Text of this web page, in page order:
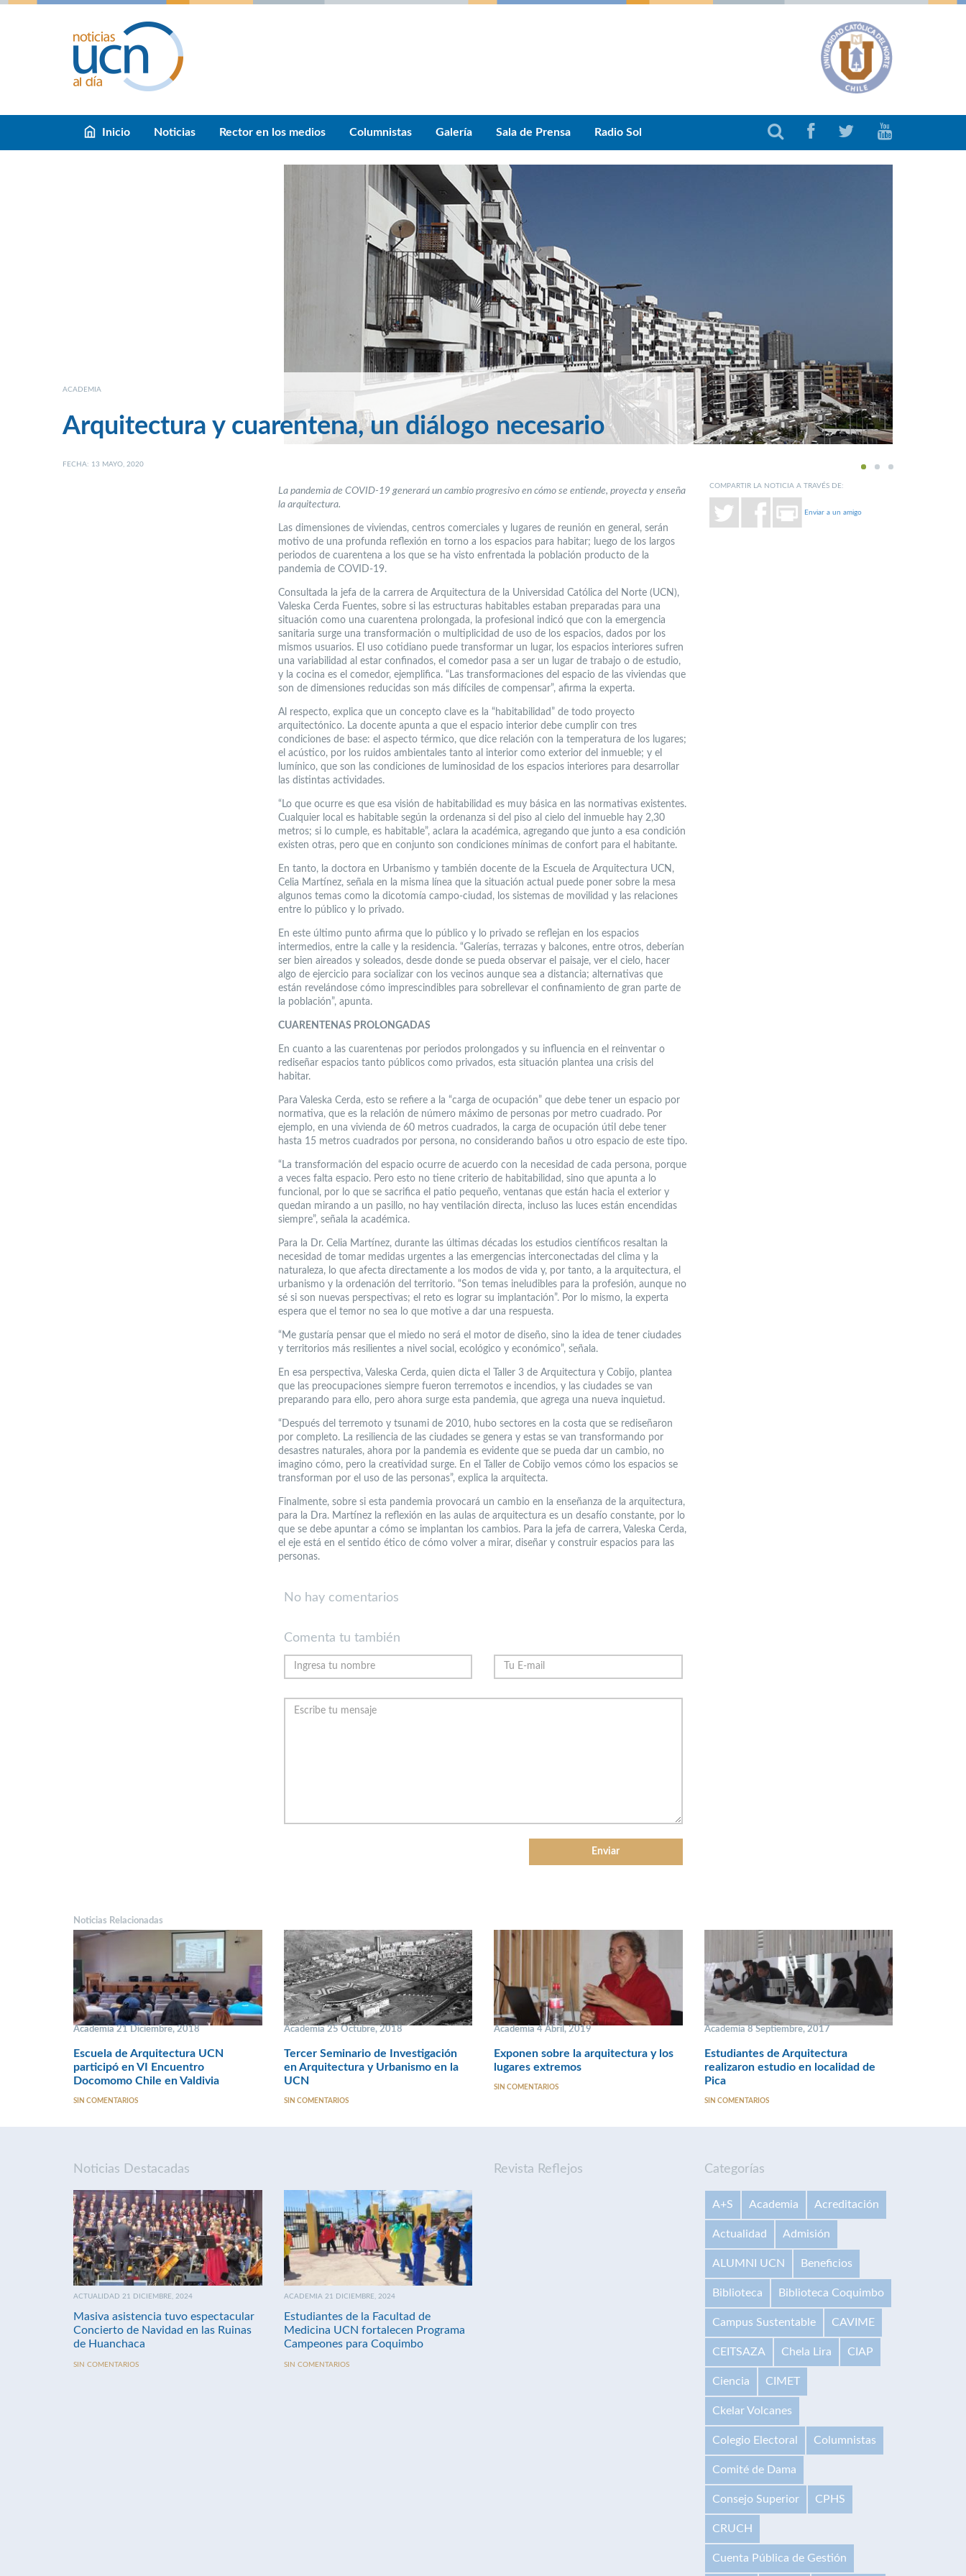
Inicio Noticias Rector en los medios Columnistas Galería Sala de Prensa Radio Sol
1 2 3
ACADEMIA
Arquitectura y cuarentena, un diálogo necesario
FECHA: 13 MAYO, 2020
La pandemia de COVID-19 generará un cambio progresivo en cómo se entiende, proyecta y enseña
la arquitectura.
Las dimensiones de viviendas, centros comerciales y lugares de reunión en general, serán
motivo de una profunda reflexión en torno a los espacios para habitar; luego de los largos
periodos de cuarentena a los que se ha visto enfrentada la población producto de la
pandemia de COVID-19.
Consultada la jefa de la carrera de Arquitectura de la Universidad Católica del Norte (UCN),
Valeska Cerda Fuentes, sobre si las estructuras habitables estaban preparadas para una
situación como una cuarentena prolongada, la profesional indicó que con la emergencia
sanitaria surge una transformación o multiplicidad de uso de los espacios, dados por los
mismos usuarios. El uso cotidiano puede transformar un lugar, los espacios interiores sufren
una variabilidad al estar confinados, el comedor pasa a ser un lugar de trabajo o de estudio,
y la cocina es el comedor, ejemplifica. “Las transformaciones del espacio de las viviendas que
son de dimensiones reducidas son más difíciles de compensar”, afirma la experta.
Al respecto, explica que un concepto clave es la “habitabilidad” de todo proyecto
arquitectónico. La docente apunta a que el espacio interior debe cumplir con tres
condiciones de base: el aspecto térmico, que dice relación con la temperatura de los lugares;
el acústico, por los ruidos ambientales tanto al interior como exterior del inmueble; y el
lumínico, que son las condiciones de luminosidad de los espacios interiores para desarrollar
las distintas actividades.
“Lo que ocurre es que esa visión de habitabilidad es muy básica en las normativas existentes.
Cualquier local es habitable según la ordenanza si del piso al cielo del inmueble hay 2,30
metros; si lo cumple, es habitable”, aclara la académica, agregando que junto a esa condición
existen otras, pero que en conjunto son condiciones mínimas de confort para el habitante.
En tanto, la doctora en Urbanismo y también docente de la Escuela de Arquitectura UCN,
Celia Martínez, señala en la misma línea que la situación actual puede poner sobre la mesa
algunos temas como la dicotomía campo-ciudad, los sistemas de movilidad y las relaciones
entre lo público y lo privado.
En este último punto afirma que lo público y lo privado se reflejan en los espacios
intermedios, entre la calle y la residencia. “Galerías, terrazas y balcones, entre otros, deberían
ser bien aireados y soleados, desde donde se pueda observar el paisaje, ver el cielo, hacer
algo de ejercicio para socializar con los vecinos aunque sea a distancia; alternativas que
están revelándose cómo imprescindibles para sobrellevar el confinamiento de gran parte de
la población”, apunta.
CUARENTENAS PROLONGADAS
En cuanto a las cuarentenas por periodos prolongados y su influencia en el reinventar o
rediseñar espacios tanto públicos como privados, esta situación plantea una crisis del
habitar.
Para Valeska Cerda, esto se refiere a la “carga de ocupación” que debe tener un espacio por
normativa, que es la relación de número máximo de personas por metro cuadrado. Por
ejemplo, en una vivienda de 60 metros cuadrados, la carga de ocupación útil debe tener
hasta 15 metros cuadrados por persona, no considerando baños u otro espacio de este tipo.
“La transformación del espacio ocurre de acuerdo con la necesidad de cada persona, porque
a veces falta espacio. Pero esto no tiene criterio de habitabilidad, sino que apunta a lo
funcional, por lo que se sacrifica el patio pequeño, ventanas que están hacia el exterior y
quedan mirando a un pasillo, no hay ventilación directa, incluso las luces están encendidas
siempre”, señala la académica.
Para la Dr. Celia Martínez, durante las últimas décadas los estudios científicos resaltan la
necesidad de tomar medidas urgentes a las emergencias interconectadas del clima y la
naturaleza, lo que afecta directamente a los modos de vida y, por tanto, a la arquitectura, el
urbanismo y la ordenación del territorio. “Son temas ineludibles para la profesión, aunque no
sé si son nuevas perspectivas; el reto es lograr su implantación”. Por lo mismo, la experta
espera que el temor no sea lo que motive a dar una respuesta.
“Me gustaría pensar que el miedo no será el motor de diseño, sino la idea de tener ciudades
y territorios más resilientes a nivel social, ecológico y económico”, señala.
En esa perspectiva, Valeska Cerda, quien dicta el Taller 3 de Arquitectura y Cobijo, plantea
que las preocupaciones siempre fueron terremotos e incendios, y las ciudades se van
preparando para ello, pero ahora surge esta pandemia, que agrega una nueva inquietud.
“Después del terremoto y tsunami de 2010, hubo sectores en la costa que se rediseñaron
por completo. La resiliencia de las ciudades se genera y estas se van transformando por
desastres naturales, ahora por la pandemia es evidente que se pueda dar un cambio, no
imagino cómo, pero la creatividad surge. En el Taller de Cobijo vemos cómo los espacios se
transforman por el uso de las personas”, explica la arquitecta.
Finalmente, sobre si esta pandemia provocará un cambio en la enseñanza de la arquitectura,
para la Dra. Martínez la reflexión en las aulas de arquitectura es un desafío constante, por lo
que se debe apuntar a cómo se implantan los cambios. Para la jefa de carrera, Valeska Cerda,
el eje está en el sentido ético de cómo volver a mirar, diseñar y construir espacios para las
personas.
COMPARTIR LA NOTICIA A TRAVÉS DE:
Enviar a un amigo
No hay comentarios
Comenta tu también
Noticias Relacionadas
Academia 21 Diciembre, 2018
Escuela de Arquitectura UCN
participó en VI Encuentro
Docomomo Chile en Valdivia
SIN COMENTARIOS
Academia 25 Octubre, 2018
Tercer Seminario de Investigación
en Arquitectura y Urbanismo en la
UCN
SIN COMENTARIOS
Academia 4 Abril, 2019
Exponen sobre la arquitectura y los
lugares extremos
SIN COMENTARIOS
Academia 8 Septiembre, 2017
Estudiantes de Arquitectura
realizaron estudio en localidad de
Pica
SIN COMENTARIOS
Noticias Destacadas
ACTUALIDAD 21 DICIEMBRE, 2024
Masiva asistencia tuvo espectacular
Concierto de Navidad en las Ruinas
de Huanchaca
SIN COMENTARIOS
ACADEMIA 21 DICIEMBRE, 2024
Estudiantes de la Facultad de
Medicina UCN fortalecen Programa
Campeones para Coquimbo
SIN COMENTARIOS
Revista Reflejos Categorías
A+S Academia Acreditación
Actualidad Admisión
ALUMNI UCN Beneficios
Biblioteca Biblioteca Coquimbo
Campus Sustentable CAVIME
CEITSAZA Chela Lira CIAP
Ciencia CIMET
Ckelar Volcanes
Colegio Electoral Columnistas
Comité de Dama
Consejo Superior CPHS
CRUCH
Cuenta Pública de Gestión